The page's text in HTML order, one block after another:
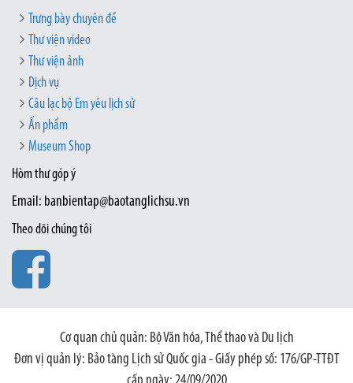
Trưng bày chuyên đề
Thư viện video
Thư viện ảnh
Dịch vụ
Câu lạc bộ Em yêu lịch sử
Ấn phẩm
Museum Shop
Hòm thư góp ý
Email: banbientap@baotanglichsu.vn
Theo dõi chúng tôi
Cơ quan chủ quản: Bộ Văn hóa, Thể thao và Du lịch
Đơn vị quản lý: Bảo tàng Lịch sử Quốc gia - Giấy phép số: 176/GP-TTĐT